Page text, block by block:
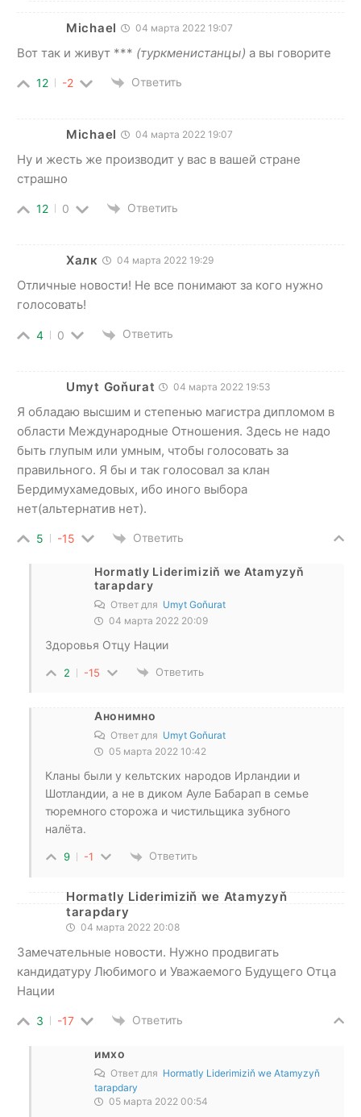
Michael 04 марта 2022 19:07
Вот так и живут *** (туркменистанцы) а вы говорите
12 -2 Ответить
Michael 04 марта 2022 19:07
Ну и жесть же производит у вас в вашей стране
страшно
12 0 Ответить
Халк 04 марта 2022 19:29
Отличные новости! Не все понимают за кого нужно
голосовать!
4 0 Ответить
Umyt Goňurat 04 марта 2022 19:53
Я обладаю высшим и степенью магистра дипломом в
области Международные Отношения. Здесь не надо
быть глупым или умным, чтобы голосовать за
правильного. Я бы и так голосовал за клан
Бердимухамедовых, ибо иного выбора
нет(альтернатив нет).
5 -15 Ответить
Hormatly Liderimiziň we Atamyzyň
tarapdary
Ответ для Umyt Goňurat
04 марта 2022 20:09
Здоровья Отцу Нации
2 -15 Ответить
Анонимно
Ответ для Umyt Goňurat
05 марта 2022 10:42
Кланы были у кельтских народов Ирландии и
Шотландии, а не в диком Ауле Бабарап в семье
тюремного сторожа и чистильщика зубного
налёта.
9 -1 Ответить
Hormatly Liderimiziň we Atamyzyň
tarapdary
04 марта 2022 20:08
Замечательные новости. Нужно продвигать
кандидатуру Любимого и Уважаемого Будущего Отца
Нации
3 -17 Ответить
имхо
Ответ для Hormatly Liderimiziň we Atamyzyň
tarapdary
05 марта 2022 00:54